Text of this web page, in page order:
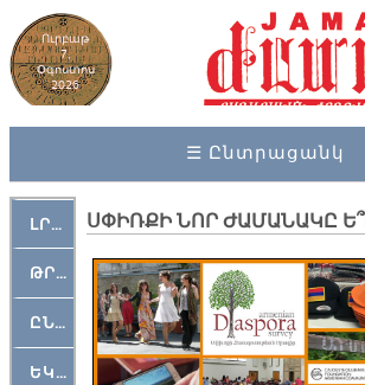
Ուրբաթ
7,
Օգոստոս
2026
☰ Ընտրացանկ
ԼՐԱՀՈՍ
ԹՐՔԱՀԱՅ ԿԵԱՆՔ
ԸՆԿԵՐԱՄՇԱԿՈՒԹԱՅԻՆ
ԵԿԵՂԵՑԱԿԱՆ
ՍՓԻՌՔԻ ՆՈՐ ԺԱՄԱՆԱԿԸ